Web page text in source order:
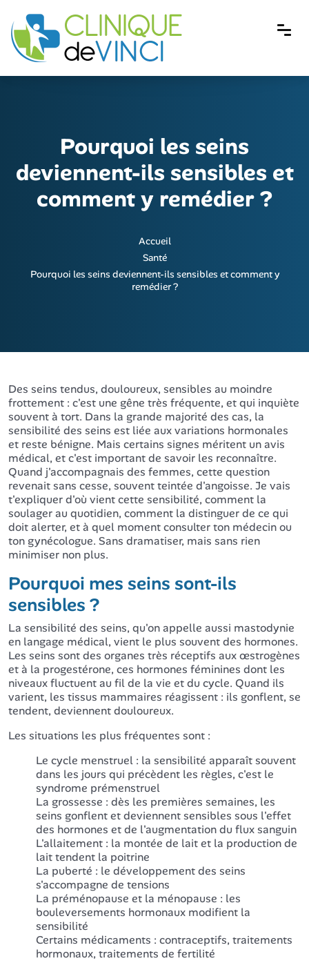
Pourquoi les seins
deviennent-ils sensibles et
comment y remédier ?
Accueil
Santé
Pourquoi les seins deviennent-ils sensibles et comment y
remédier ?
Des seins tendus, douloureux, sensibles au moindre
frottement : c'est une gêne très fréquente, et qui inquiète
souvent à tort. Dans la grande majorité des cas, la
sensibilité des seins est liée aux variations hormonales
et reste bénigne. Mais certains signes méritent un avis
médical, et c'est important de savoir les reconnaître.
Quand j'accompagnais des femmes, cette question
revenait sans cesse, souvent teintée d'angoisse. Je vais
t'expliquer d'où vient cette sensibilité, comment la
soulager au quotidien, comment la distinguer de ce qui
doit alerter, et à quel moment consulter ton médecin ou
ton gynécologue. Sans dramatiser, mais sans rien
minimiser non plus.
Pourquoi mes seins sont-ils
sensibles ?
La sensibilité des seins, qu'on appelle aussi mastodynie
en langage médical, vient le plus souvent des hormones.
Les seins sont des organes très réceptifs aux œstrogènes
et à la progestérone, ces hormones féminines dont les
niveaux fluctuent au fil de la vie et du cycle. Quand ils
varient, les tissus mammaires réagissent : ils gonflent, se
tendent, deviennent douloureux.
Les situations les plus fréquentes sont :
Le cycle menstruel : la sensibilité apparaît souvent
dans les jours qui précèdent les règles, c'est le
syndrome prémenstruel
La grossesse : dès les premières semaines, les
seins gonflent et deviennent sensibles sous l'effet
des hormones et de l'augmentation du flux sanguin
L'allaitement : la montée de lait et la production de
lait tendent la poitrine
La puberté : le développement des seins
s'accompagne de tensions
La préménopause et la ménopause : les
bouleversements hormonaux modifient la
sensibilité
Certains médicaments : contraceptifs, traitements
hormonaux, traitements de fertilité